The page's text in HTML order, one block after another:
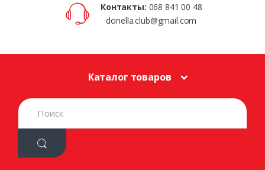
Контакты: 068 841 00 48
donella.club@gmail.com
Каталог товаров
S
e
h